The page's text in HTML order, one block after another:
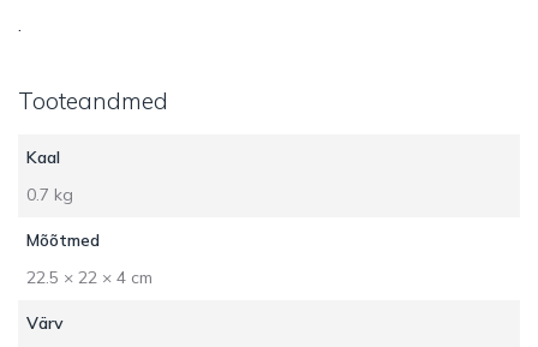
.
Tooteandmed
Kaal
0.7 kg
Mõõtmed
22.5 × 22 × 4 cm
Värv